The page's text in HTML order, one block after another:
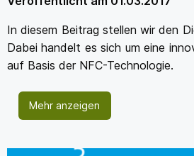
In diesem Beitrag stellen wir den
Dabei handelt es sich um eine
auf Basis der NFC-Technologie.
Mehr anzeigen